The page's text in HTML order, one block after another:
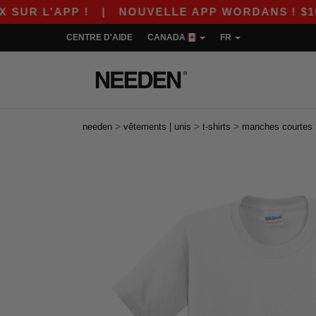
!|NOUVELLE APP WORDANS ! $10 DE
CENTRE D'AIDE CANADA FR
needen > vêtements | unis > t-shirts > manches courtes